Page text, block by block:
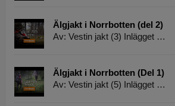
Älgjakt i Norrbotten (del 2)
Av: Vestin jakt (3) Inlägget …
Älgjakt i Norrbotten (Del 1)
Av: Vestin jakt (5) Inlägget …